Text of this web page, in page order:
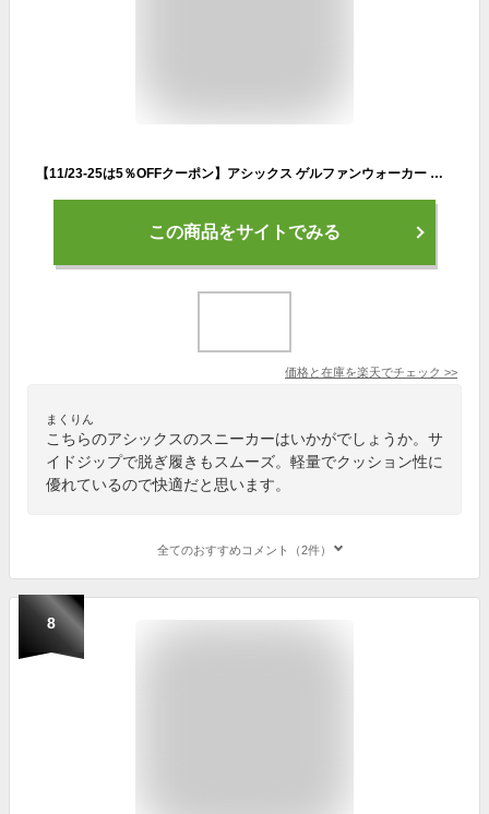
【11/23-25は5％OFFクーポン】アシックス ゲルファンウォーカー ウォーキングシューズ メンズ 黒 4E 幅広 歩きやすい 疲れにくい 軽量 軽い サイドジップ ファスナー付き 履きやすい スニーカー 1291A042 M042 運動靴 シューズ 靴【2307】送料無料
この商品をサイトでみる
価格と在庫を楽天でチェック >>
まくりん
こちらのアシックスのスニーカーはいかがでしょうか。サ
イドジップで脱ぎ履きもスムーズ。軽量でクッション性に
優れているので快適だと思います。
全てのおすすめコメント（2件）
8